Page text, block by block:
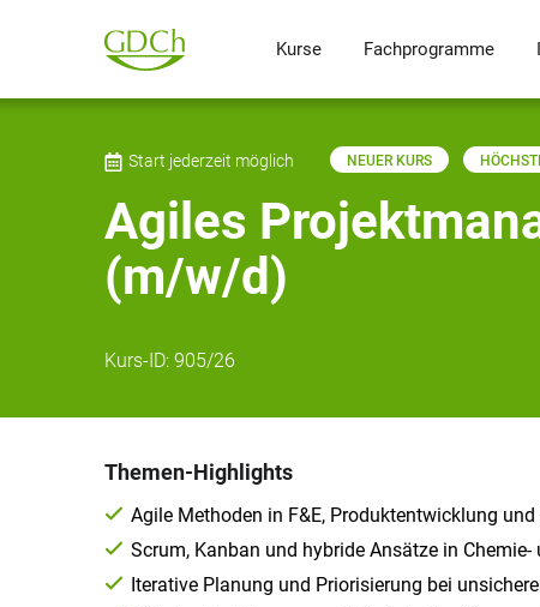
Kurse Fachprogramme
Start jederzeit möglich NEUER KURS
Agiles
(m/w/d)
Kurs-ID: 905/26
Themen-Highlights
Agile Methoden in F&E, Produktentwicklung
Scrum, Kanban und hybride Ansätze in
Iterative Planung und Priorisierung bei